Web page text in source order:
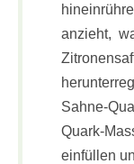
anzieht,
Sahne-
Quark-
einfüllen